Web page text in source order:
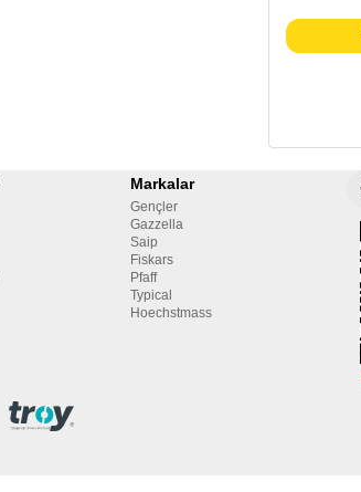
Markalar
Gençler
Gazzella
Saip
Fiskars
Pfaff
Typical
Hoechstmass